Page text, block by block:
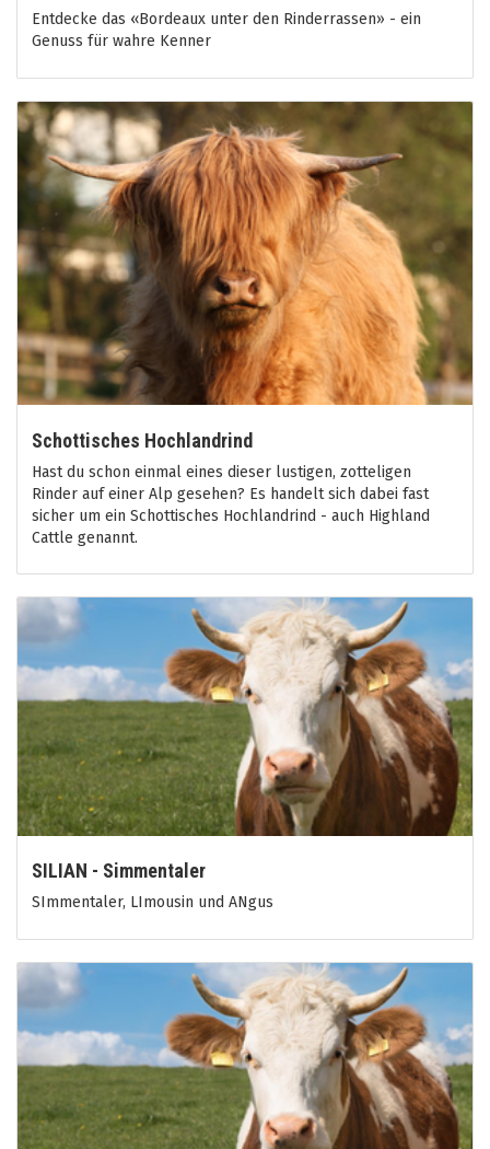
Entdecke das «Bordeaux unter den Rinderrassen» - ein
Genuss für wahre Kenner
Schottisches Hochlandrind
Hast du schon einmal eines dieser lustigen, zotteligen
Rinder auf einer Alp gesehen? Es handelt sich dabei fast
sicher um ein Schottisches Hochlandrind - auch Highland
Cattle genannt.
SILIAN - Simmentaler
SImmentaler, LImousin und ANgus